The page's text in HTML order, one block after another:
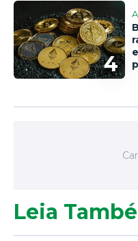
4
Leia